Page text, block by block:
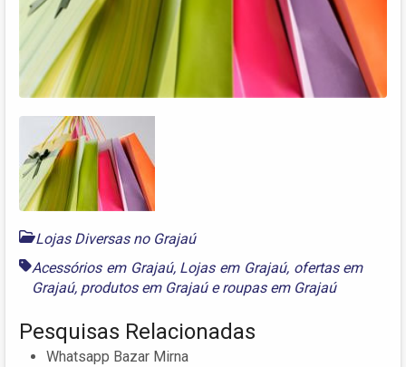
Lojas Diversas no Grajaú
Acessórios em Grajaú, Lojas em Grajaú, ofertas em
Grajaú, produtos em Grajaúeroupas em Grajaú
Pesquisas Relacionadas
Whatsapp Bazar Mirna